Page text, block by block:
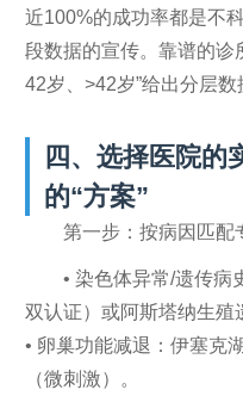
近100%的成功率都是不
段数据的宣传。靠谱的诊
42岁、>42岁”给出分层数
四、选择医院的
的“方案”
第一步：按病因匹配
• 染色体异常/遗传病
双认证）或阿斯塔纳生殖
• 卵巢功能减退：伊塞克
（微刺激）。